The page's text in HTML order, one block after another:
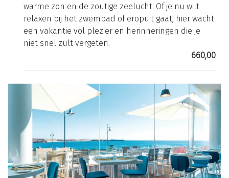
warme zon en de zoutige zeelucht. Of je nu wilt
relaxen bij het zwembad of eropuit gaat, hier wacht
een vakantie vol plezier en herinneringen die je
niet snel zult vergeten.
660,00